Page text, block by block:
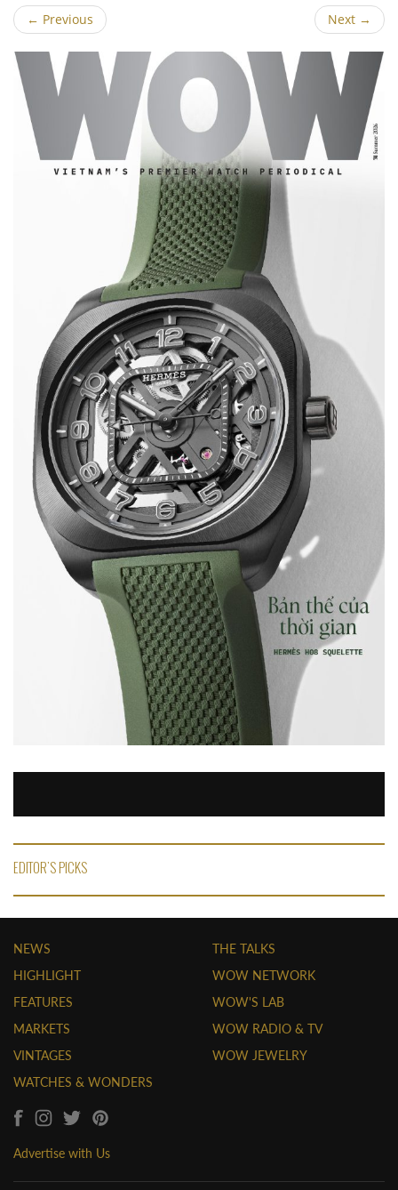
← Previous Next →
EDITOR'S PICKS
NEWS
HIGHLIGHT
FEATURES
MARKETS
VINTAGES
WATCHES & WONDERS
THE TALKS
WOW NETWORK
WOW'S LAB
WOW RADIO & TV
WOW JEWELRY
Advertise with Us